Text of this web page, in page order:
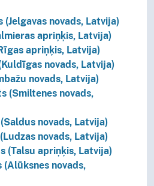
(Jelgavas novads, Latvija)
apriņķis, Latvija)
apriņķis, Latvija)
novads, Latvija)
novads, Latvija)
(Smiltenes novads,
novads, Latvija)
novads, Latvija)
(Talsu apriņķis, Latvija)
(Alūksnes novads,